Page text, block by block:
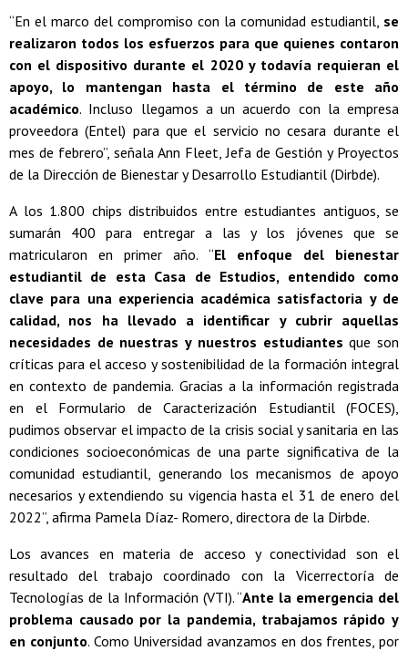
“En el marco del compromiso con la comunidad estudiantil, se
realizaron todos los esfuerzos para que quienes contaron
con el dispositivo durante el 2020 y todavía requieran el
apoyo, lo mantengan hasta el término de este año
académico. Incluso llegamos a un acuerdo con la empresa
proveedora (Entel) para que el servicio no cesara durante el
mes de febrero”, señala Ann Fleet, Jefa de Gestión y Proyectos
de la Dirección de Bienestar y Desarrollo Estudiantil (Dirbde).
A los 1.800 chips distribuidos entre estudiantes antiguos, se
sumarán 400 para entregar a las y los jóvenes que se
matricularon en primer año. “El enfoque del bienestar
estudiantil de esta Casa de Estudios, entendido como
clave para una experiencia académica satisfactoria y de
calidad, nos ha llevado a identificar y cubrir aquellas
necesidades de nuestras y nuestros estudiantes que son
críticas para el acceso y sostenibilidad de la formación integral
en contexto de pandemia. Gracias a la información registrada
en el Formulario de Caracterización Estudiantil (FOCES),
pudimos observar el impacto de la crisis social y sanitaria en las
condiciones socioeconómicas de una parte significativa de la
comunidad estudiantil, generando los mecanismos de apoyo
necesarios y extendiendo su vigencia hasta el 31 de enero del
2022”, afirma Pamela Díaz- Romero, directora de la Dirbde.
Los avances en materia de acceso y conectividad son el
resultado del trabajo coordinado con la Vicerrectoría de
Tecnologías de la Información (VTI). “Ante la emergencia del
problema causado por la pandemia, trabajamos rápido y
en conjunto. Como Universidad avanzamos en dos frentes, por